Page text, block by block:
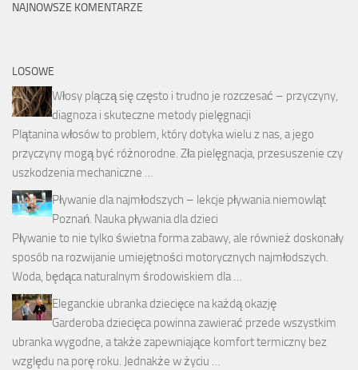
NAJNOWSZE KOMENTARZE
LOSOWE
Włosy plączą się często i trudno je rozczesać – przyczyny,
diagnoza i skuteczne metody pielęgnacji
Plątanina włosów to problem, który dotyka wielu z nas, a jego
przyczyny mogą być różnorodne. Zła pielęgnacja, przesuszenie czy
uszkodzenia mechaniczne …
Pływanie dla najmłodszych – lekcje pływania niemowląt
Poznań. Nauka pływania dla dzieci
Pływanie to nie tylko świetna forma zabawy, ale również doskonały
sposób na rozwijanie umiejętności motorycznych najmłodszych.
Woda, będąca naturalnym środowiskiem dla …
Eleganckie ubranka dziecięce na każdą okazję
Garderoba dziecięca powinna zawierać przede wszystkim
ubranka wygodne, a także zapewniające komfort termiczny bez
względu na porę roku. Jednakże w życiu …